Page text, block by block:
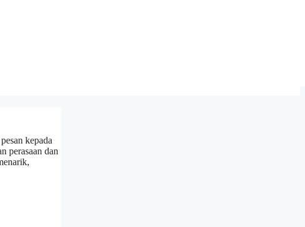
kepada
perasaan dan